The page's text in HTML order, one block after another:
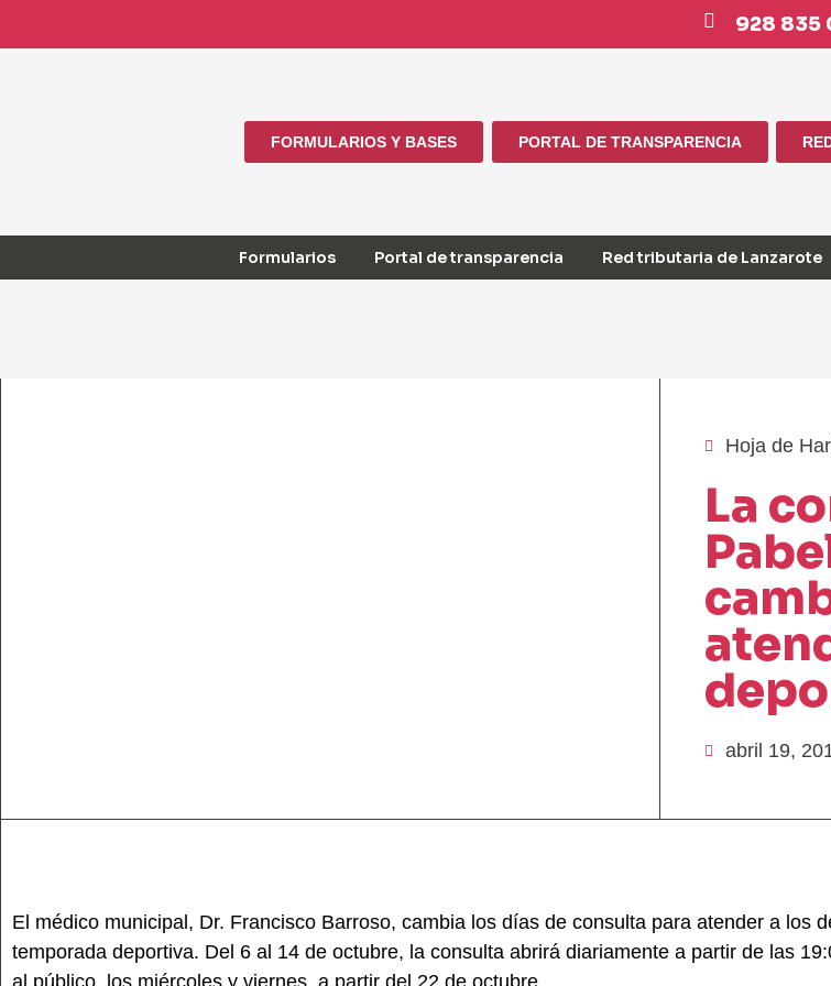
928 835
FORMULARIOS Y BASES PORTAL DE TRANSPARENCIA
Formularios Portal de transparencia Red tributaria de Lanzarote
Hoja de
La
abril 19,
El médico municipal, Dr. Francisco Barroso, cambia los días de consulta para atender a los
temporada deportiva. Del 6 al 14 de octubre, la consulta abrirá diariamente a partir de las
al público, los miércoles y viernes, a partir del 22 de octubre.